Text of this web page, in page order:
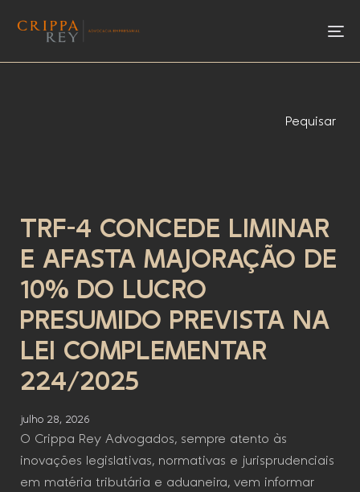
Pequisar
TRF-4 CONCEDE LIMINAR
E AFASTA MAJORAÇÃO DE
10% DO LUCRO
PRESUMIDO PREVISTA NA
LEI COMPLEMENTAR
224/2025
julho 28, 2026
O Crippa Rey Advogados, sempre atento às
inovações legislativas, normativas e jurisprudenciais
em matéria tributária e aduaneira, vem informar